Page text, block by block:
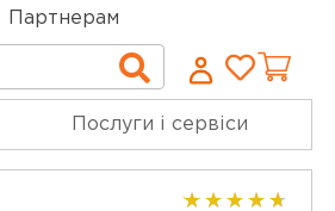
Партнерам
Пошук
Послуги і сервіси